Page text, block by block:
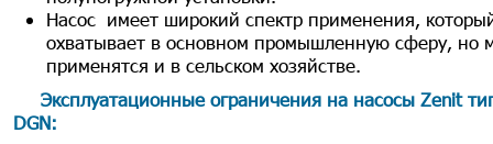
Насос имеет широкий спектр применения,
охватывает в основном промышленную сферу, но
применятся и в сельском хозяйстве.
Эксплуатационные ограничения на насосы Zenit
DGN: